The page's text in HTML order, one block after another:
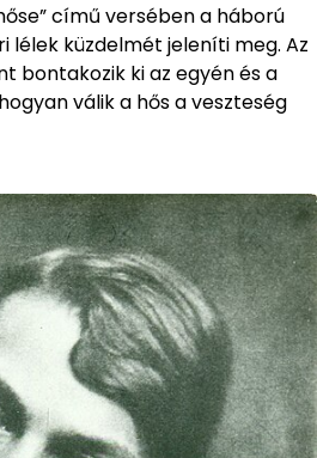
című versében a háború
lélek küzdelmét jeleníti meg. Az
bontakozik ki az egyén és a
válik a hős a veszteség